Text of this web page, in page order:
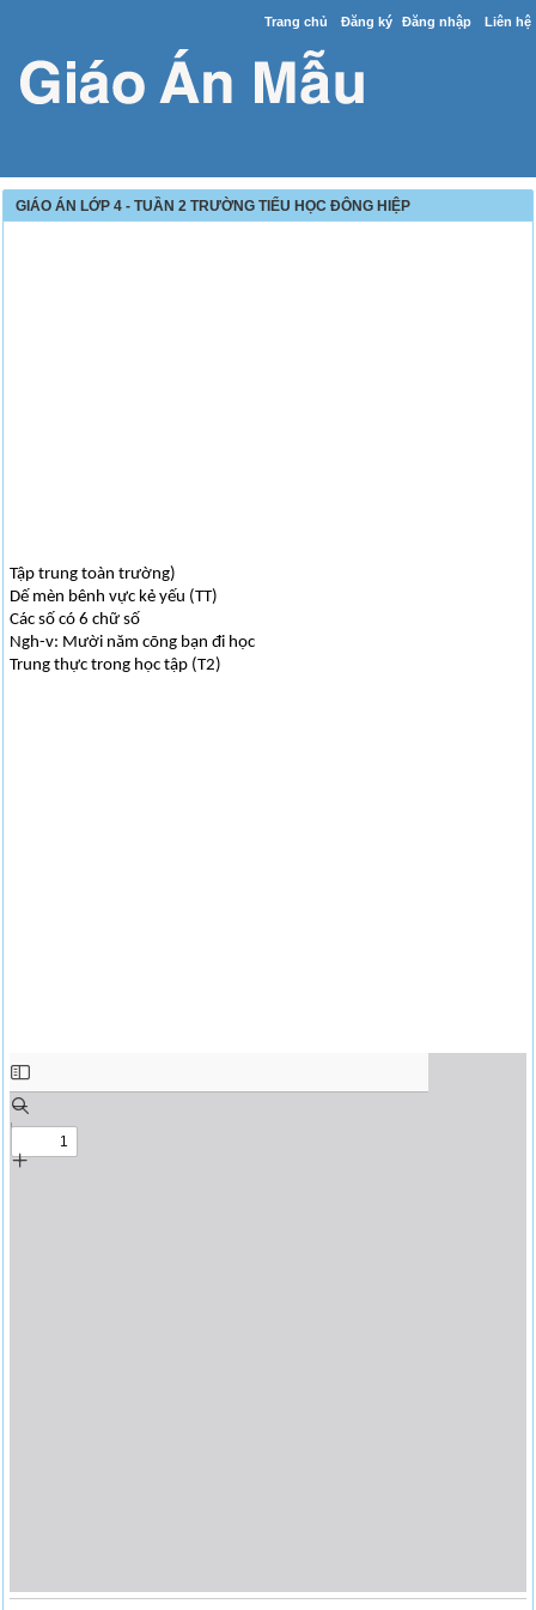
Trang chủ Đăng ký Đăng nhập Liên hệ
GIÁO ÁN LỚP 4 - TUẦN 2 TRƯỜNG TIỂU HỌC ĐÔNG HIỆP
Tập trung toàn trường)
Dế mèn bênh vực kẻ yếu (TT)
Các số có 6 chữ số
Ngh-v: Mười năm cõng bạn đi học
Trung thực trong học tập (T2)